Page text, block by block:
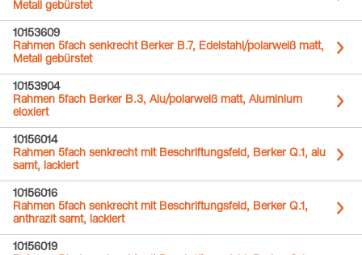
Metall gebürstet
10153609
Rahmen 5fach senkrecht Berker B.7, Edelstahl/polarweiß matt,
Metall gebürstet
10153904
Rahmen 5fach Berker B.3, Alu/polarweiß matt, Aluminium
eloxiert
10156014
Rahmen 5fach senkrecht mit Beschriftungsfeld, Berker Q.1, alu
samt, lackiert
10156016
Rahmen 5fach senkrecht mit Beschriftungsfeld, Berker Q.1,
anthrazit samt, lackiert
10156019